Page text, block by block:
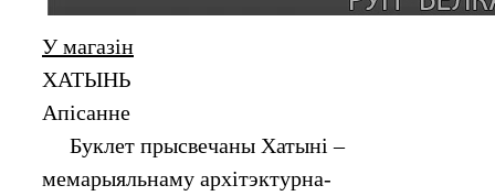
У магазін
ХАТЫНЬ
Апiсанне
Буклет прысвечаны Хатыні –
мемарыяльнаму архітэктурна-